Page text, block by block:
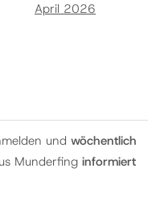
April 2026
und wöchentlich
Munderfing informiert